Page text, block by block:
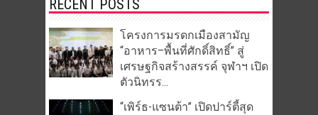
RECENT POSTS
โครงการมรดกเมืองสามัญ
“อาหาร–พื้นที่ศักดิ์สิทธิ์” สู่
เศรษฐกิจสร้างสรรค์ จุฬาฯ เปิด
ตัวนิทรร...
“เพิร์ธ-แซนต้า” เปิดปาร์ตี้สุด